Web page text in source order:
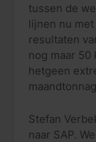
tussen de
lijnen nu
resultaten
nog maar 50
hetgeen
Stefan
naar SAP.